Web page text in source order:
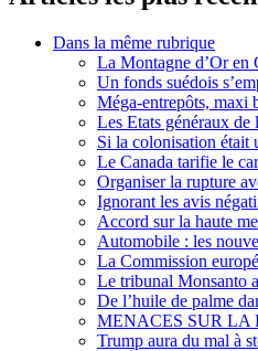
Dans la même rubrique
La Montagne d’Or en
Un fonds suédois
Méga-entrepôts, maxi
Les Etats généraux de
Si la colonisation était
Le Canada tarifie le
Organiser la rupture
Ignorant les avis
Accord sur la haute
Automobile : les
La Commission
Le tribunal Monsanto
De l’huile de palme
MENACES SUR LA
Trump aura du mal à